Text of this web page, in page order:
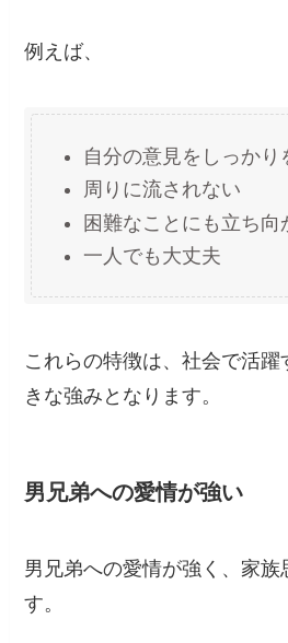
例えば、
自分の意見をしっかり
周りに流されない
困難なことにも立ち向
一人でも大丈夫
これらの特徴は、社会で活
きな強みとなります。
男兄弟への愛情が強い
男兄弟への愛情が強く、家族
す。